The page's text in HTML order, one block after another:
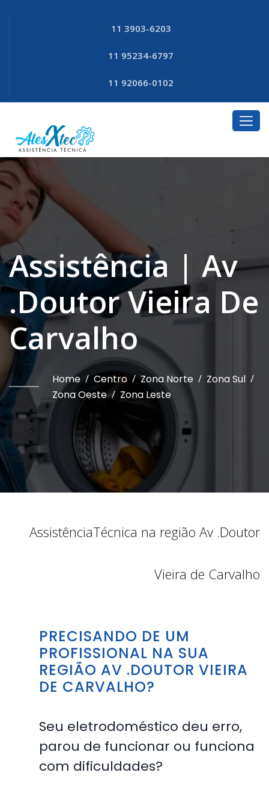
11 3903-6203
11 95234-6797
11 92066-0102
Assistência | Av
.Doutor Vieira De
Carvalho
Home / Centro / Zona Norte / Zona Sul /
Zona Oeste / Zona Leste
AssistênciaTécnica na região Av .Doutor
Vieira de Carvalho
PRECISANDO DE UM
PROFISSIONAL NA SUA
REGIÃO AV .DOUTOR VIEIRA
DE CARVALHO?
Seu eletrodoméstico deu erro,
parou de funcionar ou funciona
com dificuldades?